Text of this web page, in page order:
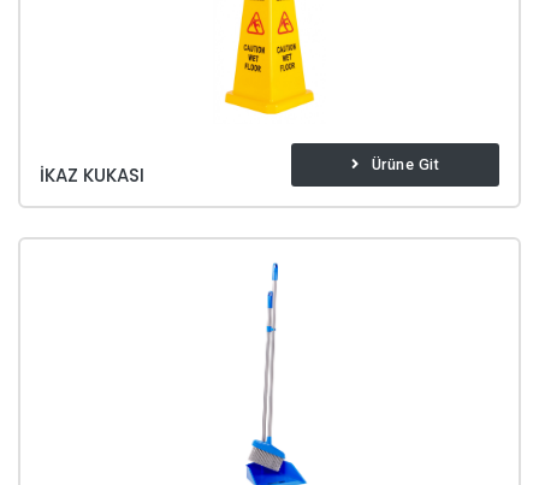
İKAZ KUKASI Ürüne Git